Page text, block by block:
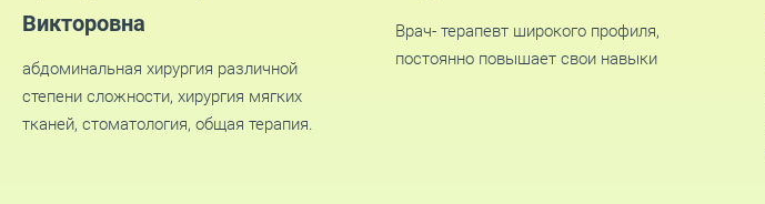
Викторовна
абдоминальная хирургия различной
степени сложности, хирургия мягких
тканей, стоматология, общая терапия.
Врач- терапевт широкого профиля,
постоянно повышает свои навыки